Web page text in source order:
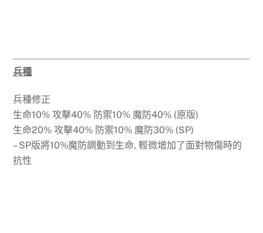
兵種
兵種修正
生命10% 攻擊40% 防禦10% 魔防40% (原版)
生命20% 攻擊40% 防禦10% 魔防30% (SP)
– SP版將10%魔防調動到生命, 輕微增加了面對物傷時的
抗性